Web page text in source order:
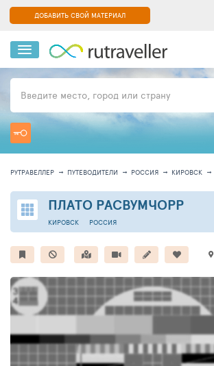
ДОБАВИТЬ СВОЙ МАТЕРИАЛ
Введите место, город или страну
РУТРАВЕЛЛЕР ПУТЕВОДИТЕЛИ РОССИЯ КИРОВСК
ПЛАТО РАСВУМЧОРР
РОССИЯ
КИРОВСК